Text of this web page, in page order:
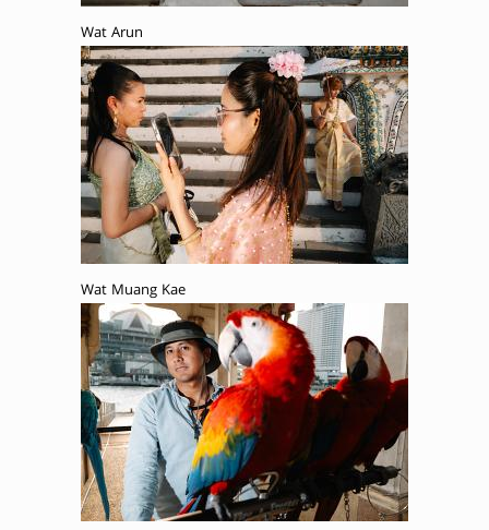
Wat Arun
Wat Muang Kae